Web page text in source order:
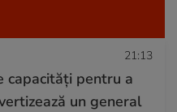
21:13
capacități pentru a
un general